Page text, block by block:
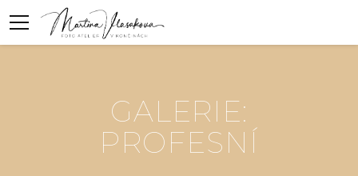
GALERIE:
PROFESNÍ